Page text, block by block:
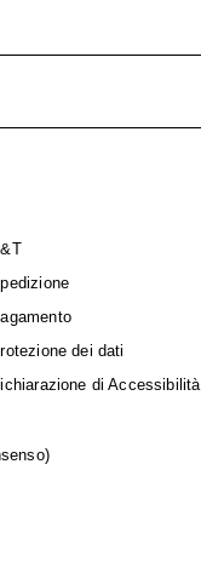
dei dati
di Accessibilità